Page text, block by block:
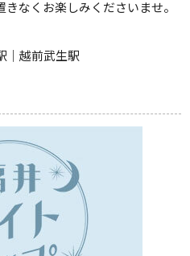
なくお楽しみくださいませ。
越前武生駅